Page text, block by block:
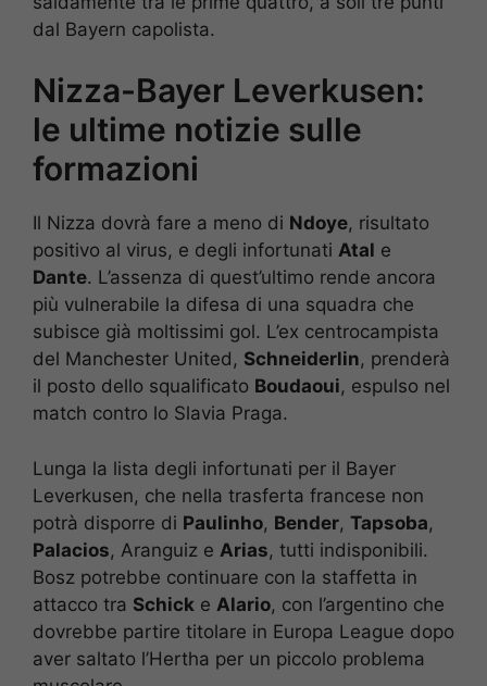
dal Bayern capolista.
Nizza-Bayer Leverkusen:
le ultime notizie sulle
formazioni
Il Nizza dovrà fare a meno di Ndoye, risultato
positivo al virus, e degli infortunati Atal e
Dante. L’assenza di quest’ultimo rende ancora
più vulnerabile la difesa di una squadra che
subisce già moltissimi gol. L’ex centrocampista
del Manchester United, Schneiderlin, prenderà
il posto dello squalificato Boudaoui, espulso nel
match contro lo Slavia Praga.
Lunga la lista degli infortunati per il Bayer
Leverkusen, che nella trasferta francese non
potrà disporre di Paulinho, Bender, Tapsoba,
Palacios, Aranguiz e Arias, tutti indisponibili.
Bosz potrebbe continuare con la staffetta in
attacco tra Schick e Alario, con l’argentino che
dovrebbe partire titolare in Europa League dopo
aver saltato l’Hertha per un piccolo problema